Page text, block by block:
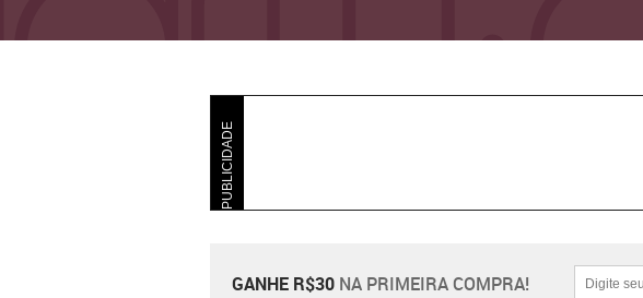
PUBLICIDADE
GANHE R$30 NA PRIMEIRA COMPRA!